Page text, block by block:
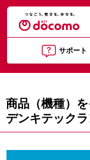
サポート
商品（機種）
デンキテックラ